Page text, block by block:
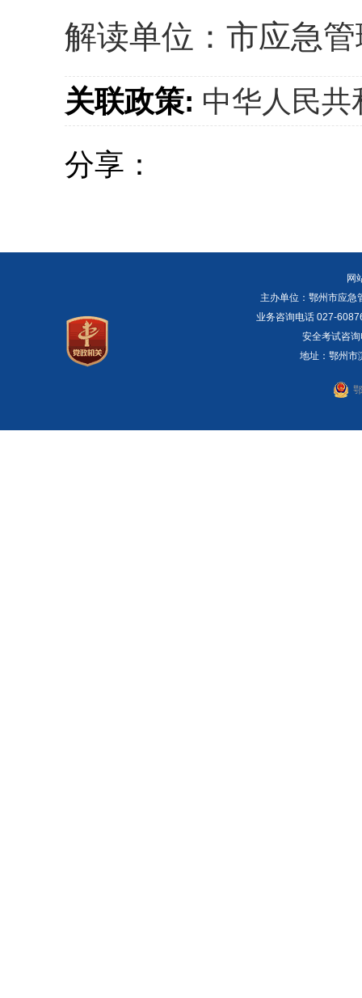
解读单位：市应急管
关联政策: 中华人民共
分享：
网
主办单位：鄂州市应
业务咨询电话 027-
安全考试咨
地址：鄂州市